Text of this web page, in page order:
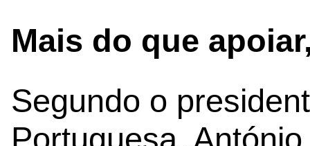
Mais do que
Segundo o